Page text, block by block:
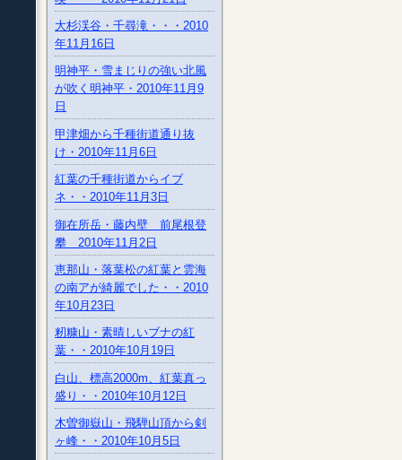
大杉渓谷・千尋滝・・・2010
年11月16日
明神平・雪まじりの強い北風
が吹く明神平・2010年11月9
日
甲津畑から千種街道通り抜
け・2010年11月6日
紅葉の千種街道からイブ
ネ・・2010年11月3日
御在所岳・藤内壁 前尾根登
攀 2010年11月2日
恵那山・落葉松の紅葉と雲海
の南アが綺麗でした・・2010
年10月23日
籾糠山・素晴しいブナの紅
葉・・2010年10月19日
白山、標高2000m、紅葉真っ
盛り・・2010年10月12日
木曽御嶽山・飛騨山頂から剣
ヶ峰・・2010年10月5日